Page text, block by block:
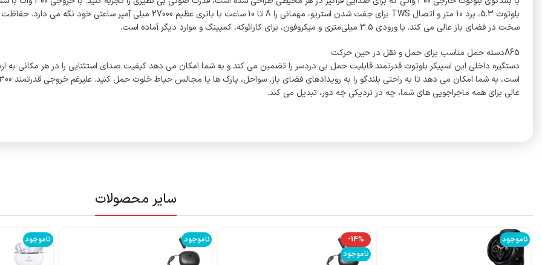
سخت در فضای باز عالی می کند. با ورودی 3.5 میلی‌متری و میکروفون، برای کارائوکه، کمپینگ و موارد دیگر آماده است.
A65دسته حمل مناسب برای حمل و نقل در حین حرکت
دستگیره داخلی این اسپیکر بلوتوث قدرتمند قابلیت حمل بی دردسر را تضمین می کند و به شما امکان می دهد کیفیت صدای استثنایی را در هر مکانی
عالی برای همه ماجراجویی های شما، چه در نزدیکی چه دور، تبدیل می کند.
سایر محصولات
ناموجود
-14%
ناموجود
ناموجود ناموجود